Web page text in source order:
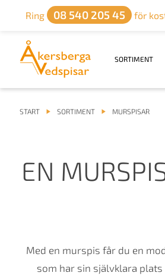
Ring 08 540 205 45 för
SORTIMENT
START SORTIMENT MURSPISAR
EN
Med en murspis får du en
som har sin självklara